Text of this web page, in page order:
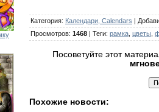
Категория: Календари, Calendars |
Просмотров: 1468 | Теги: рамка цветы
Посоветуйте этот
Похожие новости: